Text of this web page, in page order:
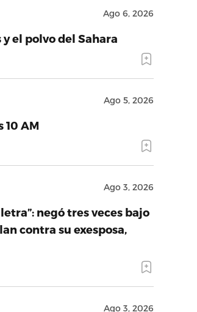
Ago 6, 2026
el polvo del Sahara
Ago 5, 2026
10 AM
Ago 3, 2026
letra”: negó tres veces bajo
contra su exesposa,
Ago 3, 2026